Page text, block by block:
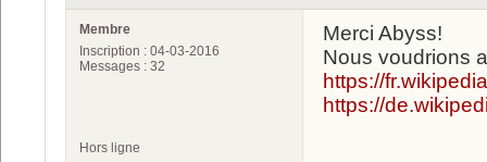
Membre
Inscription : 04-03-2016
Messages : 32
Merci Abyss!
Nous voudrions
https://
https://
Hors ligne